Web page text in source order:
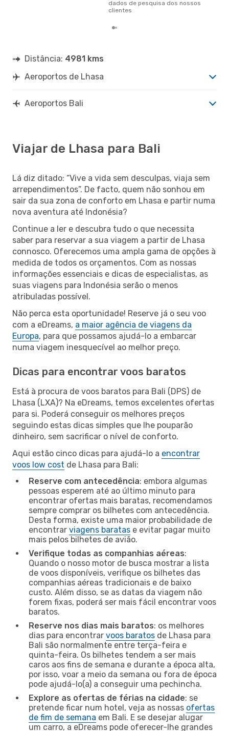
dados de pesquisa dos nossos
clientes
Distância: 4981 kms
Aeroportos de Lhasa
Aeroportos Bali
Viajar de Lhasa para Bali
Lá diz ditado: “Vive a vida sem desculpas, viaja sem
arrependimentos”. De facto, quem não sonhou em
sair da sua zona de conforto em Lhasa e partir numa
nova aventura até Indonésia?
Continue a ler e descubra tudo o que necessita
saber para reservar a sua viagem a partir de Lhasa
connosco. Oferecemos uma ampla gama de opções à
medida de todos os orçamentos. Com as nossas
informações essenciais e dicas de especialistas, as
suas viagens para Indonésia serão o menos
atribuladas possível.
Não perca esta oportunidade! Reserve já o seu voo
com a eDreams, a maior agência de viagens da
Europa, para que possamos ajudá-lo a embarcar
numa viagem inesquecível ao melhor preço.
Dicas para encontrar voos baratos
Está à procura de voos baratos para Bali (DPS) de
Lhasa (LXA)? Na eDreams, temos excelentes ofertas
para si. Poderá conseguir os melhores preços
seguindo estas dicas simples que lhe pouparão
dinheiro, sem sacrificar o nível de conforto.
Aqui estão cinco dicas para ajudá-lo a encontrar
voos low cost de Lhasa para Bali:
Reserve com antecedência: embora algumas
pessoas esperem até ao último minuto para
encontrar ofertas mais baratas, recomendamos
sempre comprar os bilhetes com antecedência.
Desta forma, existe uma maior probabilidade de
encontrar viagens baratas e evitar pagar muito
mais pelos bilhetes de avião.
Verifique todas as companhias aéreas:
Quando o nosso motor de busca mostrar a lista
de voos disponíveis, verifique os bilhetes das
companhias aéreas tradicionais e de baixo
custo. Além disso, se as datas da viagem não
forem fixas, poderá ser mais fácil encontrar voos
baratos.
Reserve nos dias mais baratos: os melhores
dias para encontrar voos baratos de Lhasa para
Bali são normalmente entre terça-feira e
quinta-feira. Os bilhetes tendem a ser mais
caros aos fins de semana e durante a época alta,
por isso, voar a meio da semana ou fora de época
pode ajudá-lo(a) a conseguir uma pechincha.
Explore as ofertas de férias na cidade: se
pretende ficar num hotel, veja as nossas ofertas
de fim de semana em Bali. E se desejar alugar
um carro, a eDreams pode oferecer-lhe grandes